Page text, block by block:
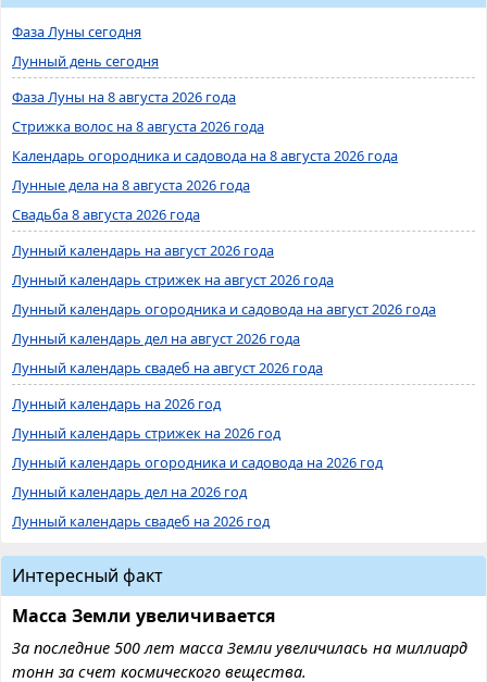
Фаза Луны сегодня
Лунный день сегодня
Фаза Луны на 8 августа 2026 года
Стрижка волос на 8 августа 2026 года
Календарь огородника и садовода на 8 августа 2026 года
Лунные дела на 8 августа 2026 года
Свадьба 8 августа 2026 года
Лунный календарь на август 2026 года
Лунный календарь стрижек на август 2026 года
Лунный календарь огородника и садовода на август 2026 года
Лунный календарь дел на август 2026 года
Лунный календарь свадеб на август 2026 года
Лунный календарь на 2026 год
Лунный календарь стрижек на 2026 год
Лунный календарь огородника и садовода на 2026 год
Лунный календарь дел на 2026 год
Лунный календарь свадеб на 2026 год
Интересный факт
Масса Земли увеличивается
За последние 500 лет масса Земли увеличилась на миллиард
тонн за счет космического вещества.